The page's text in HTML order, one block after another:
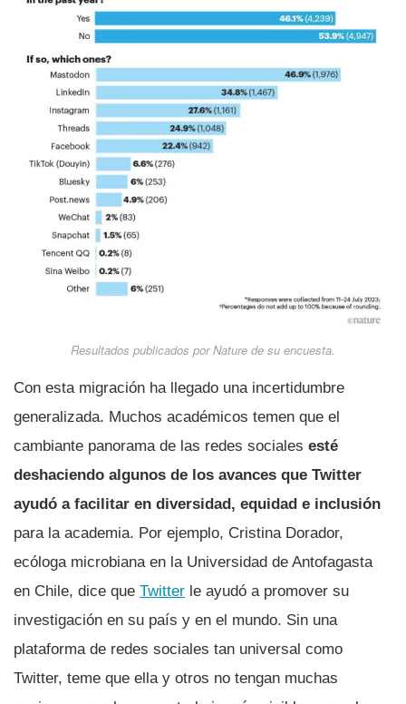
Resultados publicados por Nature de su encuesta.
Con esta migración ha llegado una incertidumbre
generalizada. Muchos académicos temen que el
cambiante panorama de las redes sociales esté
deshaciendo algunos de los avances que Twitter
ayudó a facilitar en diversidad, equidad e inclusión
para la academia. Por ejemplo, Cristina Dorador,
ecóloga microbiana en la Universidad de Antofagasta
en Chile, dice que Twitter le ayudó a promover su
investigación en su país y en el mundo. Sin una
plataforma de redes sociales tan universal como
Twitter, teme que ella y otros no tengan muchas